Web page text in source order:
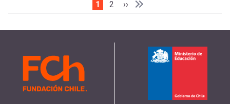
Página actual
1 Page
2 Siguiente página
›› Última página
Última »